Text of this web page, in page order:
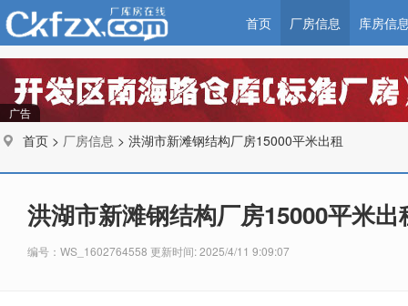
首页 厂房信息 库房信
广告
首页 > 厂房信息 > 洪湖市新滩钢结构厂房15000平米出租
洪湖市新滩钢结构厂房15000平米出
编号：WS_1602764558 更新时间: 2025/4/11 9:09:07